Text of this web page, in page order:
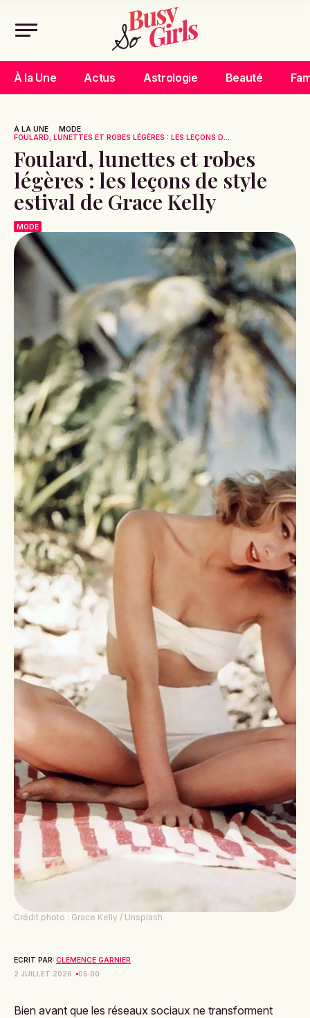
À la Une Actus Astrologie Beauté
À LA UNE
MODE
FOULARD, LUNETTES ET ROBES LÉGÈRES : LES LEÇONS D...
Foulard, lunettes et robes
légères : les leçons de style
estival de Grace Kelly
MODE
Crédit photo : Grace Kelly / Unsplash
ECRIT PAR: CLÉMENCE GARNIER
2 JUILLET 2026
05:00
Bien avant que les réseaux sociaux ne transforment